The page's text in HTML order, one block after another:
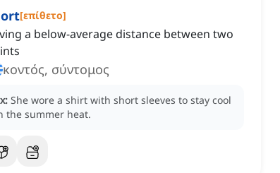
[επίθετο]
a below-average distance between two
κοντός, σύντομος
She wore a shirt with short sleeves to stay cool
the summer heat.